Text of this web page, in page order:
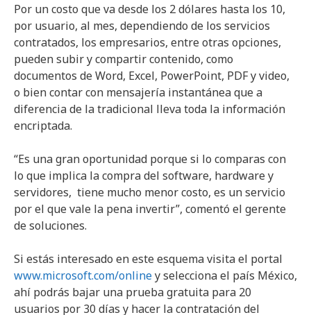
Por un costo que va desde los 2 dólares hasta los 10,
por usuario, al mes, dependiendo de los servicios
contratados, los empresarios, entre otras opciones,
pueden subir y compartir contenido, como
documentos de Word, Excel, PowerPoint, PDF y video,
o bien contar con mensajería instantánea que a
diferencia de la tradicional lleva toda la información
encriptada.
“Es una gran oportunidad porque si lo comparas con
lo que implica la compra del software, hardware y
servidores, tiene mucho menor costo, es un servicio
por el que vale la pena invertir”, comentó el gerente
de soluciones.
Si estás interesado en este esquema visita el portal
www.microsoft.com/onliney selecciona el país México,
ahí podrás bajar una prueba gratuita para 20
usuarios por 30 días y hacer la contratación del